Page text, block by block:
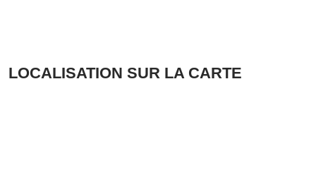
LOCALISATION SUR LA CARTE